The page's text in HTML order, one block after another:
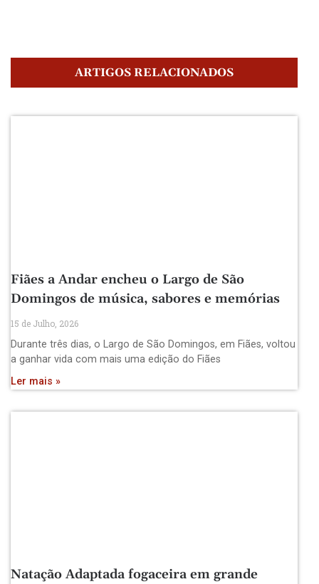
ARTIGOS RELACIONADOS
Fiães a Andar encheu o Largo de São
Domingos de música, sabores e memórias
15 de Julho, 2026
Durante três dias, o Largo de São Domingos, em Fiães, voltou
a ganhar vida com mais uma edição do Fiães
Ler mais »
Natação Adaptada fogaceira em grande